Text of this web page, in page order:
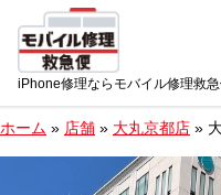
iPhone修理ならモバイル修理救
ホーム » 店舗 » 大丸京都店 »